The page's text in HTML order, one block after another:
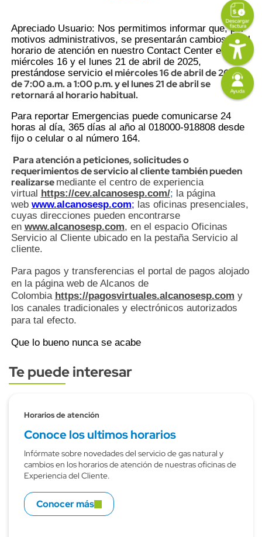
Content
Descripción
Apreciado Usuario: Nos permitimos informar que, por
motivos administrativos, se presentarán cambios en el
horario de atención en nuestro Contact Center entre el
miércoles 16 y el lunes 21 de abril de 2025,
prestándose servicioel miércoles 16 de abril de 2025,
de 7:00 a.m. a 1:00 p.m. y el lunes 21 de abril se
retornará al horario habitual.
Para reportar Emergencias puede comunicarse 24
horas al día, 365 días al año al 018000-918808 desde
fijo o celular o al número 164.
Para atención a peticiones, solicitudes o
requerimientos de servicio al cliente también pueden
realizarse mediante el centro de experiencia
virtual https://cev.alcanosesp.com/; la página
web www.alcanosesp.com; las oficinas presenciales,
cuyas direcciones pueden encontrarse
en www.alcanosesp.com, en el espacio Oficinas
Servicio al Cliente ubicado en la pestaña Servicio al
cliente.
Para pagos y transferencias el portal de pagos alojado
en la página web de Alcanos de
Colombia https://pagosvirtuales.alcanosesp.com y
los canales tradicionales y electrónicos autorizados
para tal efecto.
Que lo bueno nunca se acabe
Subtitulo
Te puede interesar
Horarios de atención
Conoce los ultimos horarios
Infórmate sobre novedades del servicio de gas natural y
cambios en los horarios de atención de nuestras oficinas de
Experiencia del Cliente.
Conocer más
icon
Imagen
link
Imagen
Imagen